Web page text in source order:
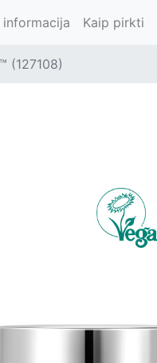
informacija Kaip pirkti
(127108)